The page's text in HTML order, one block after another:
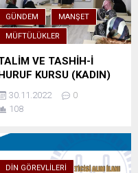
GÜNDEM MANŞET
MÜFTÜLÜKLER
VE TASHİH-İ
KURSU (KADIN)
30.11.2022
0
108
DIN GÖREVLILERI